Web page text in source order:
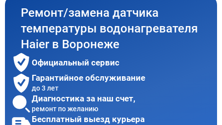
Ремонт/замена датчика
температуры водонагревателя
Haier в Воронеже
Официальный сервис
Гарантийное обслуживание
до 3 лет
Диагностика за наш счет,
ремонт по желанию
Бесплатный выезд курьера